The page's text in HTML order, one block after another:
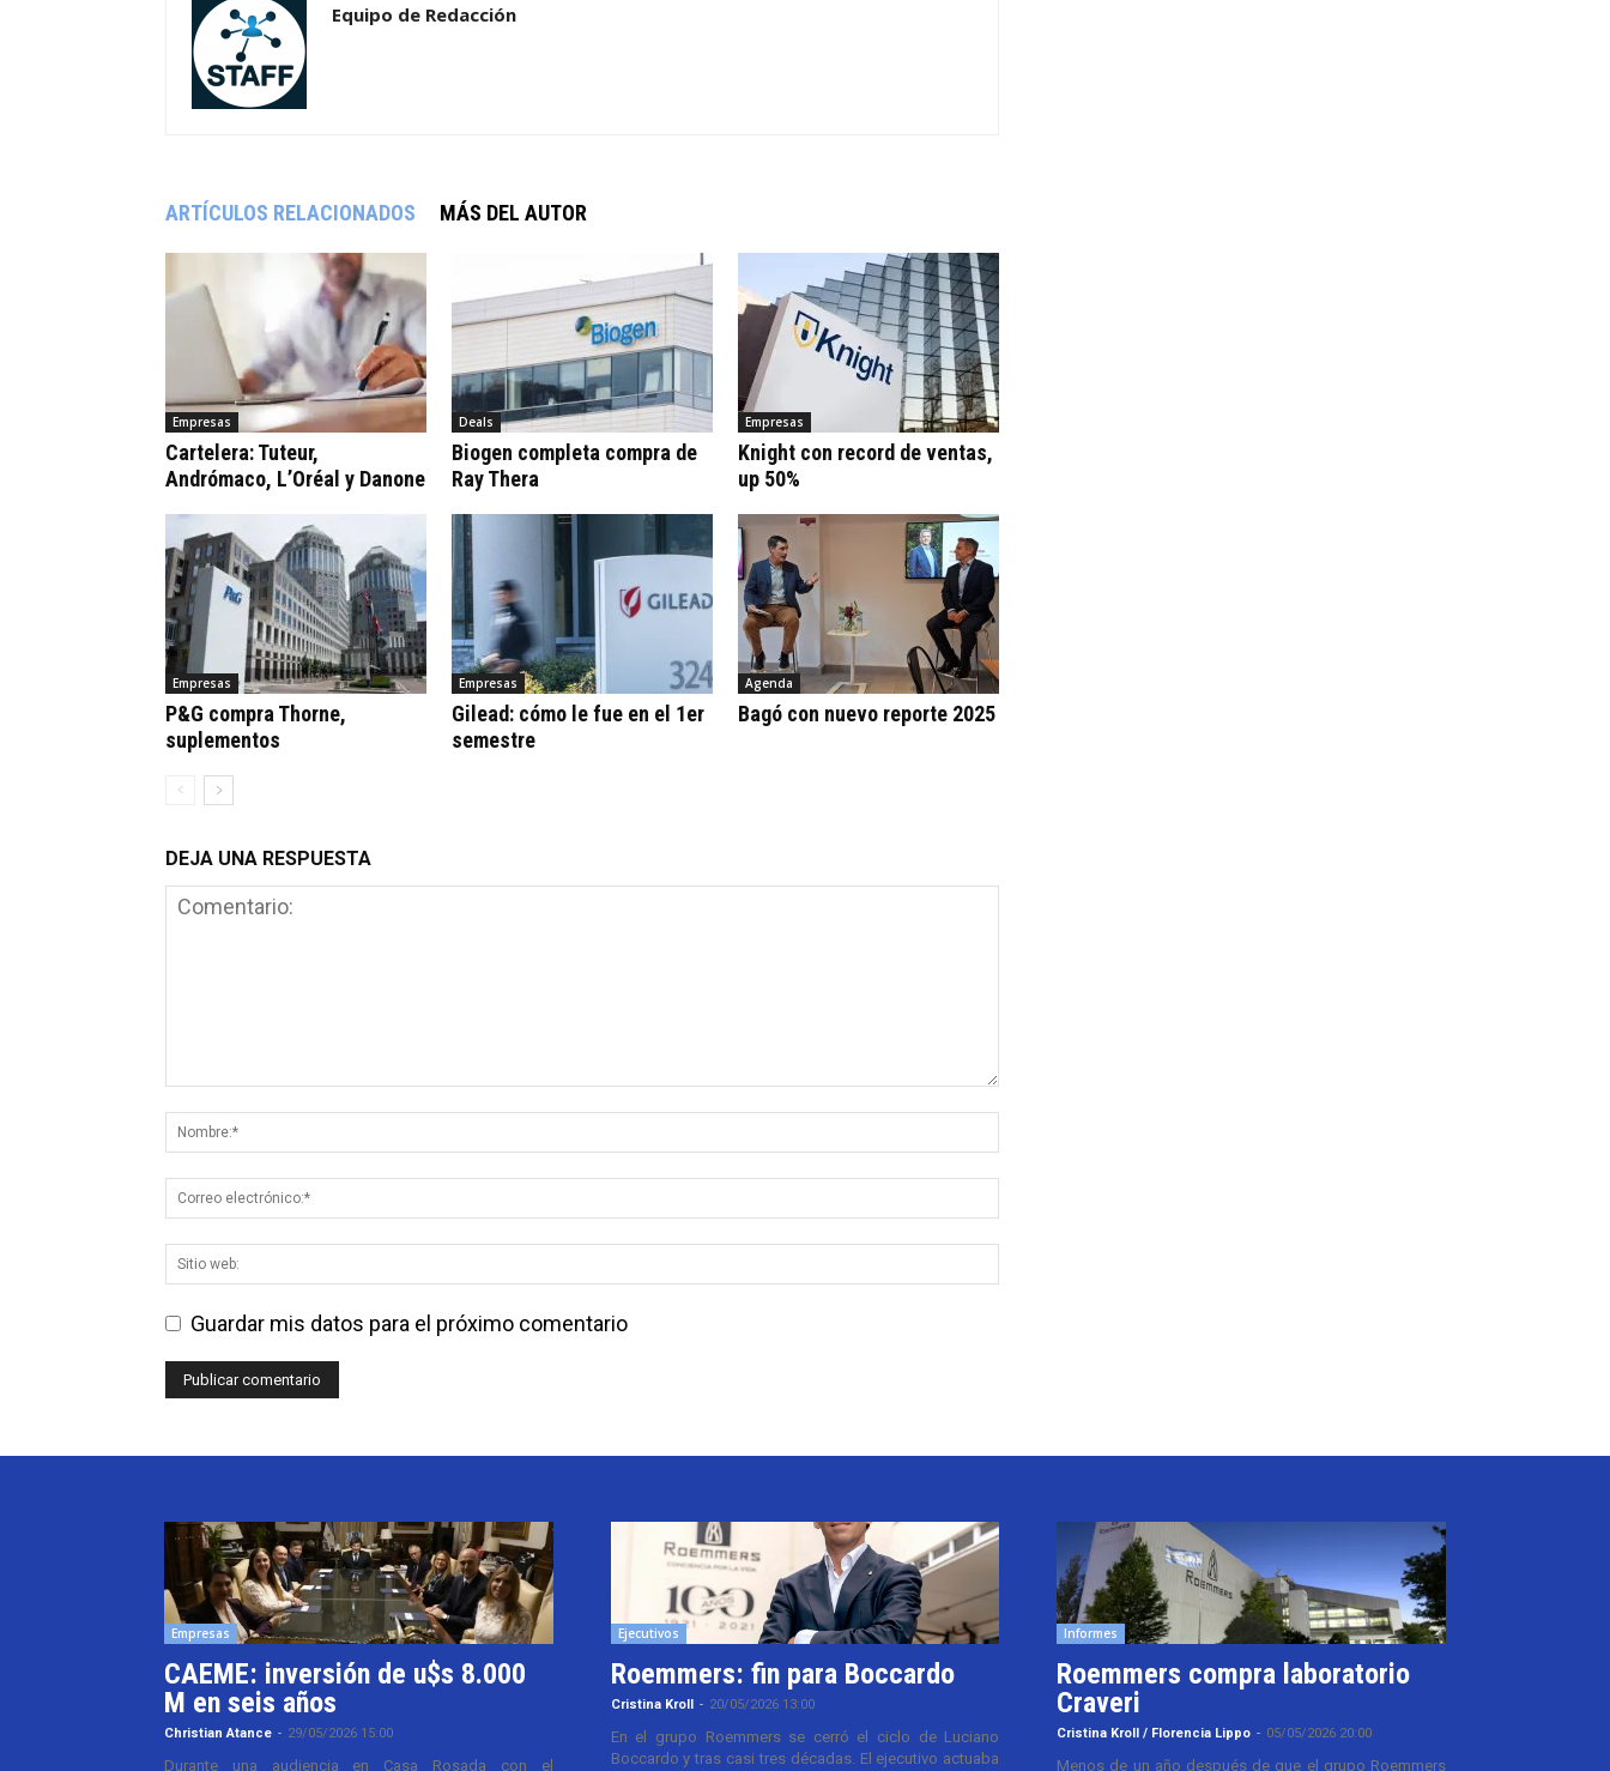
Equipo de Redacción
ARTÍCULOS RELACIONADOS MÁS DEL AUTOR
Empresas
Cartelera: Tuteur,
Andrómaco, L’Oréal y Danone
Deals
Biogen completa compra de
Ray Thera
Empresas
Knight con record de ventas,
up 50%
Empresas
P&G compra Thorne,
suplementos
Empresas
Gilead: cómo le fue en el 1er
semestre
Agenda
Bagó con nuevo reporte 2025
DEJA UNA RESPUESTA
Guardar mis datos para el próximo comentario
Empresas
CAEME: inversión de u$s 8.000
M en seis años
Christian Atance - 29/05/2026 15:00
Durante una audiencia en Casa Rosada con el
Ejecutivos
Roemmers: fin para Boccardo
Cristina Kroll - 20/05/2026 13:00
En el grupo Roemmers se cerró el ciclo de Luciano
Boccardo y tras casi tres décadas. El ejecutivo actuaba
Informes
Roemmers compra laboratorio
Craveri
Cristina Kroll / Florencia Lippo - 05/05/2026 20:00
Menos de un año después de que el grupo Roemmers